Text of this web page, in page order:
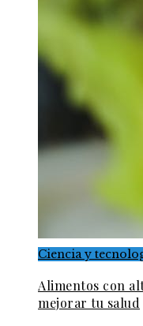
Ciencia y
Alimentos con
mejorar tu salud